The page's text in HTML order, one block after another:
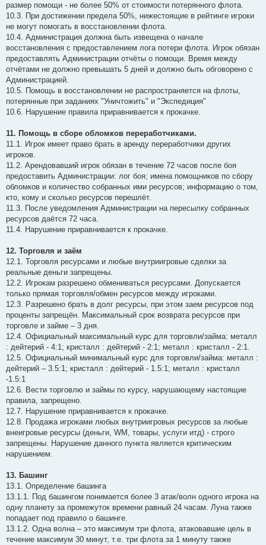
размер помощи - не более 50% от стоимости потерянного флота.
10.3. При достижении предела 50%, нижестоящие в рейтинге игроки
не могут помогать в восстановлении флота.
10.4. Администрация должна быть извещена о начале
восстановления с предоставлением лога потери флота. Игрок обязан
предоставлять Администрации отчёты о помощи. Время между
отчётами не должно превышать 5 дней и должно быть обговорено с
Администрацией.
10.5. Помощь в восстановлении не распространяется на флоты,
потерянные при заданиях "Уничтожить" и "Экспедиция"
10.6. Нарушение правила приравнивается к прокачке.
11. Помощь в сборе обломков переработчиками.
11.1. Игрок имеет право брать в аренду переработчики других
игроков.
11.2. Арендовавший игрок обязан в течение 72 часов после боя
предоставить Администрации: лог боя; имена помощников по сбору
обломков и количество собранных ими ресурсов; информацию о том,
кто, кому и сколько ресурсов перешлёт.
11.3. После уведомления Администрации на пересылку собранных
ресурсов даётся 72 часа.
11.4. Нарушение приравнивается к прокачке.
12. Торговля и заём
12.1. Торговля ресурсами и любые внутриигровые сделки за
реальные деньги запрещены.
12.2. Игрокам разрешено обмениваться ресурсами. Допускается
только прямая торговля/обмен ресурсов между игроками.
12.3. Разрешено брать в долг ресурсы, при этом заем ресурсов под
проценты запрещён. Максимальный срок возврата ресурсов при
торговле и займе – 3 дня.
12.4. Официальный максимальный курс для торговли/займа: металл
: дейтерий - 4:1; кристалл : дейтерий - 2:1; металл : кристалл - 2:1.
12.5. Официальный минимальный курс для торговли/займа: металл :
дейтерий – 3.5:1; кристалл : дейтерий - 1.5:1; металл : кристалл
-1.5:1
12.6. Вести торговлю и займы по курсу, нарушающему настоящие
правила, запрещено.
12.7. Нарушение приравнивается к прокачке.
12.8. Продажа игроками любых внутриигровых ресурсов за любые
внеигровые ресурсы (деньги, WM, товары, услуги итд) - строго
запрещены. Нарушение данного пункта является критическим
нарушением.
13. Башинг
13.1. Определение башинга
13.1.1. Под башингом понимается более 3 атак/волн одного игрока на
одну планету за промежуток времени равный 24 часам. Луна также
попадает под правило о башинге.
13.1.2. Одна волна – это максимум три флота, атаковавшие цель в
течение максимум 30 минут, т.е. три флота за 1 минуту также